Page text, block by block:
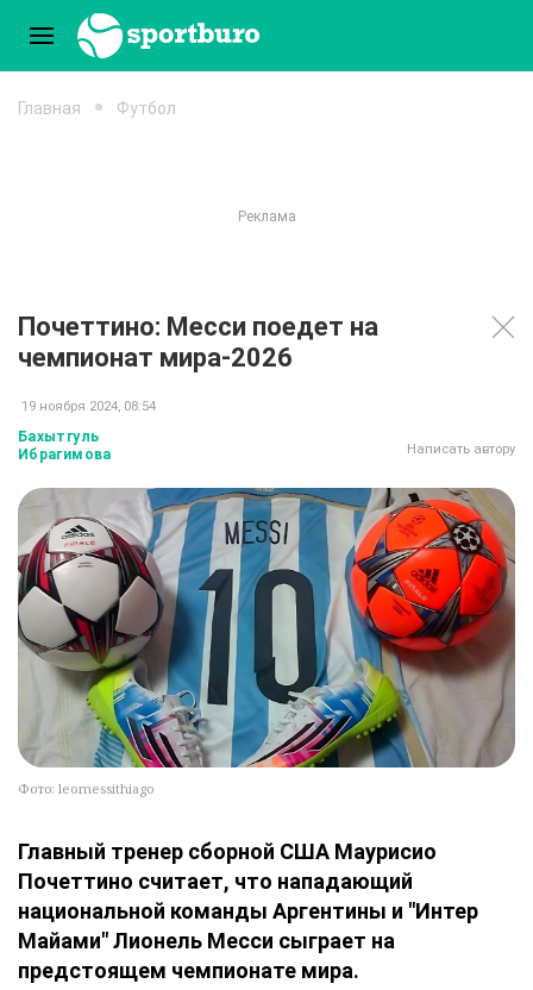
Главная Футбол
Почеттино: Месси поедет на
чемпионат мира-2026
19 ноября 2024, 08:54
Бахытгуль
Ибрагимова
Написать автору
Фото: leomessithiago
Главный тренер сборной США Маурисио
Почеттино считает, что нападающий
национальной команды Аргентины и "Интер
Майами" Лионель Месси сыграет на
предстоящем чемпионате мира.